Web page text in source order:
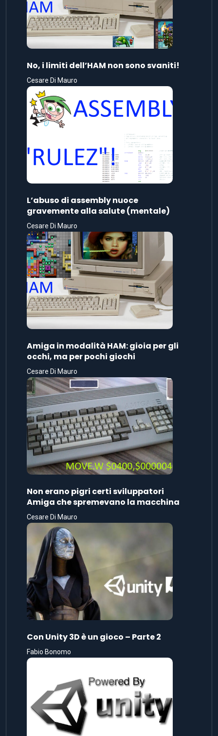
No, i limiti dell’HAM non sono svaniti!
Cesare Di Mauro
L’abuso di assembly nuoce
gravemente alla salute (mentale)
Cesare Di Mauro
Amiga in modalità HAM: gioia per gli
occhi, ma per pochi giochi
Cesare Di Mauro
Non erano pigri certi sviluppatori
Amiga che spremevano la macchina
Cesare Di Mauro
Con Unity 3D è un gioco – Parte 2
Fabio Bonomo